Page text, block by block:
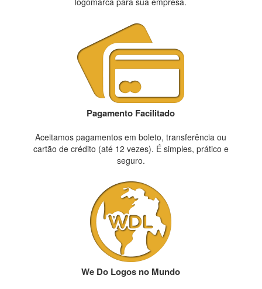
Pagamento Facilitado
Aceitamos pagamentos em boleto, transferência ou
cartão de crédito (até 12 vezes). É simples, prático e
seguro.
We Do Logos no Mundo